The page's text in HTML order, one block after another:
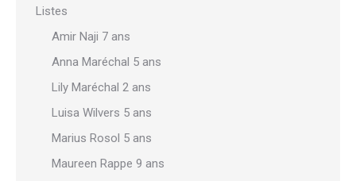
Listes
Amir Naji 7 ans
Anna Maréchal 5 ans
Lily Maréchal 2 ans
Luisa Wilvers 5 ans
Marius Rosol 5 ans
Maureen Rappe 9 ans